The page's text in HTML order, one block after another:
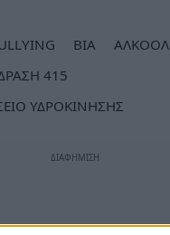
ΒΙΑ ΑΛΚΟΟΛ
415
ΥΔΡΟΚΙΝΗΣΗΣ